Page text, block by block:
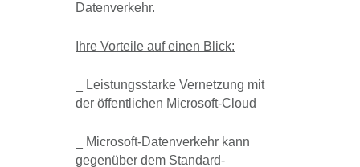
Datenverkehr.
Ihre Vorteile auf einen Blick:
_ Leistungsstarke Vernetzung mit
der öffentlichen Microsoft-Cloud
_ Microsoft-Datenverkehr kann
gegenüber dem Standard-